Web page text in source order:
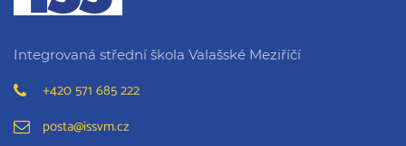
Integrovaná střední škola Valašské Meziříčí
+420 571 685 222
posta@issvm.cz